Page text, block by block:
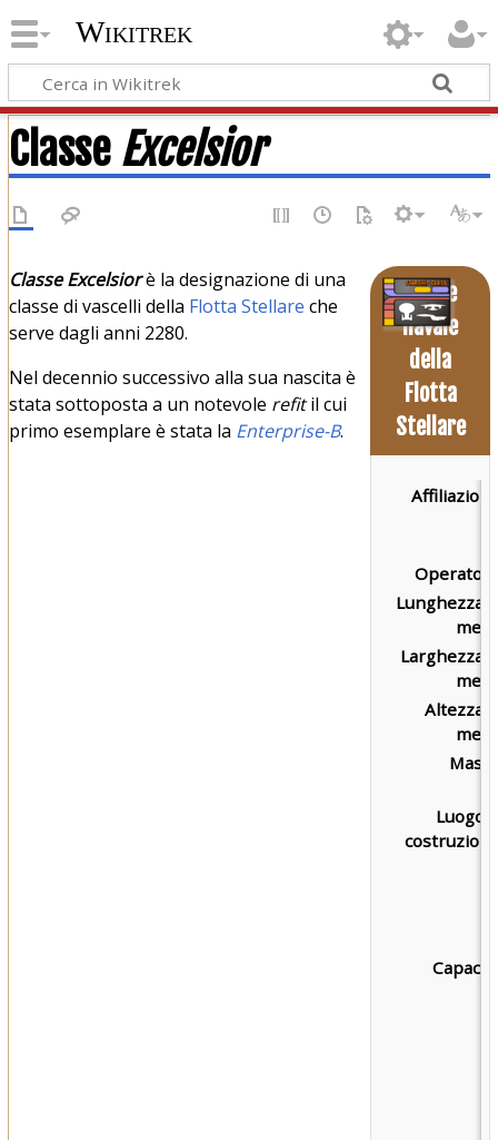
Wikitrek
Classe Excelsior
Classe
navale
della
Flotta
Stellare
Lunghezza
Larghezza
Altezza
Luogo
Classe Excelsiorè la designazione di una
classe di vascelli della Flotta Stellare che
serve dagli anni 2280.
Nel decennio successivo alla sua nascita è
stata sottoposta a un notevole refitil cui
primo esemplare è stata la Enterprise-B.